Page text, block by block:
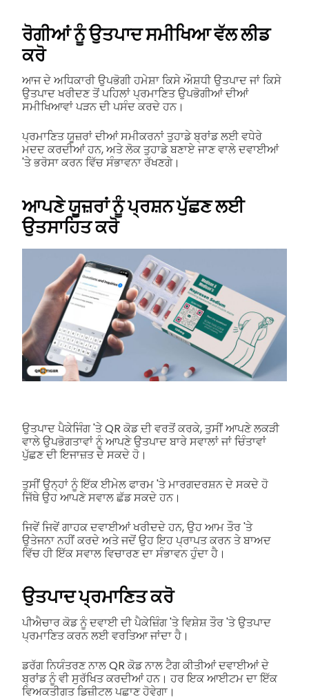
ਰੋਗੀਆਂ ਨੂੰ ਉਤਪਾਦ ਸਮੀਖਿਆ ਵੱਲ ਲੀਡ
ਕਰੋ
ਆਜ ਦੇ ਅਧਿਕਾਰੀ ਉਪਭੋਗੀ ਹਮੇਸ਼ਾ ਕਿਸੇ ਔਸ਼ਧੀ ਉਤਪਾਦ ਜਾਂ ਕਿਸੇ
ਉਤਪਾਦ ਖਰੀਦਣ ਤੋਂ ਪਹਿਲਾਂ ਪ੍ਰਮਾਣਿਤ ਉਪਭੋਗੀਆਂ ਦੀਆਂ
ਸਮੀਖਿਆਵਾਂ ਪੜਨ ਦੀ ਪਸੰਦ ਕਰਦੇ ਹਨ।
ਪ੍ਰਮਾਣਿਤ ਯੂਜ਼ਰਾਂ ਦੀਆਂ ਸਮੀਕਰਨਾਂ ਤੁਹਾਡੇ ਬ੍ਰਾਂਡ ਲਈ ਵਧੇਰੇ
ਮਦਦ ਕਰਦੀਆਂ ਹਨ, ਅਤੇ ਲੋਕ ਤੁਹਾਡੇ ਬਣਾਏ ਜਾਣ ਵਾਲੇ ਦਵਾਈਆਂ
'ਤੇ ਭਰੋਸਾ ਕਰਨ ਵਿੱਚ ਸੰਭਾਵਨਾ ਰੱਖਣਗੇ।
ਆਪਣੇ ਯੂਜ਼ਰਾਂ ਨੂੰ ਪ੍ਰਸ਼ਨ ਪੁੱਛਣ ਲਈ
ਉਤਸਾਹਿਤ ਕਰੋ
ਉਤਪਾਦ ਪੈਕੇਜਿੰਗ 'ਤੇ QR ਕੋਡ ਦੀ ਵਰਤੋਂ ਕਰਕੇ, ਤੁਸੀਂ ਆਪਣੇ ਲਕੜੀ
ਵਾਲੇ ਉਪਭੋਗਤਾਵਾਂ ਨੂੰ ਆਪਣੇ ਉਤਪਾਦ ਬਾਰੇ ਸਵਾਲਾਂ ਜਾਂ ਚਿੰਤਾਵਾਂ
ਪੁੱਛਣ ਦੀ ਇਜਾਜ਼ਤ ਦੇ ਸਕਦੇ ਹੋ।
ਤੁਸੀਂ ਉਨ੍ਹਾਂ ਨੂੰ ਇੱਕ ਈਮੇਲ ਫਾਰਮ 'ਤੇ ਮਾਰਗਦਰਸ਼ਨ ਦੇ ਸਕਦੇ ਹੋ
ਜਿੱਥੇ ਉਹ ਆਪਣੇ ਸਵਾਲ ਛੱਡ ਸਕਦੇ ਹਨ।
ਜਿਵੇਂ ਜਿਵੇਂ ਗਾਹਕ ਦਵਾਈਆਂ ਖਰੀਦਦੇ ਹਨ, ਉਹ ਆਮ ਤੌਰ 'ਤੇ
ਉਤੇਜਨਾ ਨਹੀਂ ਕਰਦੇ ਅਤੇ ਜਦੋਂ ਉਹ ਇਹ ਪ੍ਰਾਪਤ ਕਰਨ ਤੇ ਬਾਅਦ
ਵਿੱਚ ਹੀ ਇੱਕ ਸਵਾਲ ਵਿਚਾਰਣ ਦਾ ਸੰਭਾਵਨ ਹੁੰਦਾ ਹੈ।
ਉਤਪਾਦ ਪ੍ਰਮਾਣਿਤ ਕਰੋ
ਪੀਐਚਾਰ ਕੋਡ ਨੂੰ ਦਵਾਈ ਦੀ ਪੈਕੇਜ਼ਿੰਗ 'ਤੇ ਵਿਸ਼ੇਸ਼ ਤੌਰ 'ਤੇ ਉਤਪਾਦ
ਪ੍ਰਮਾਣਿਤ ਕਰਨ ਲਈ ਵਰਤਿਆ ਜਾਂਦਾ ਹੈ।
ਡਰੱਗ ਨਿਯੰਤਰਣ ਨਾਲ QR ਕੋਡ ਨਾਲ ਟੈਗ ਕੀਤੀਆਂ ਦਵਾਈਆਂ ਦੇ
ਬ੍ਰਾਂਡ ਨੂੰ ਵੀ ਸੁਰੱਖਿਤ ਕਰਦੀਆਂ ਹਨ। ਹਰ ਇਕ ਆਈਟਮ ਦਾ ਇੱਕ
ਵਿਅਕਤੀਗਤ ਡਿਜ਼ੀਟਲ ਪਛਾਣ ਹੋਵੇਗਾ।